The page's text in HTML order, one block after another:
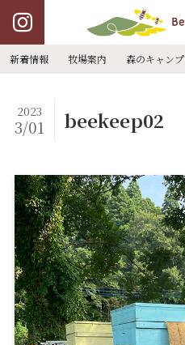
新着情報 牧場案内 森のキャンプ
beekeep02
2023
3/01